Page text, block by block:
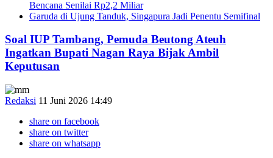
Bencana Senilai Rp2,2 Miliar
Garuda di Ujung Tanduk, Singapura Jadi Penentu Semifinal
Soal IUP Tambang, Pemuda Beutong Ateuh
Ingatkan Bupati Nagan Raya Bijak Ambil
Keputusan
Redaksi 11 Juni 2026 14:49
share on facebook
share on twitter
share on whatsapp